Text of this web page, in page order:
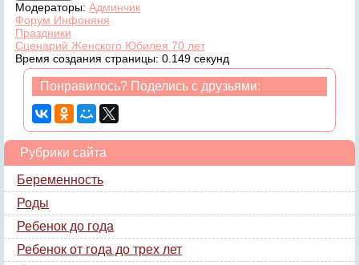
Модераторы: Админчик
Форум Инфоняня
Праздники
Сценарий Женского Юбилея 70 лет
Время создания страницы: 0.149 секунд
Понравилось? Поделись с друзьями:
Рубрики сайта
Беременность
Роды
Ребенок до года
Ребенок от года до трех лет